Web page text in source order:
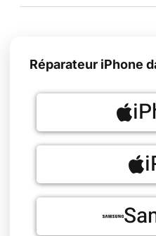
Réparateur iPhone